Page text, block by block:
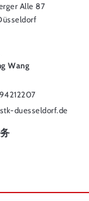
Alle 87
Wang
stk-duesseldorf.de